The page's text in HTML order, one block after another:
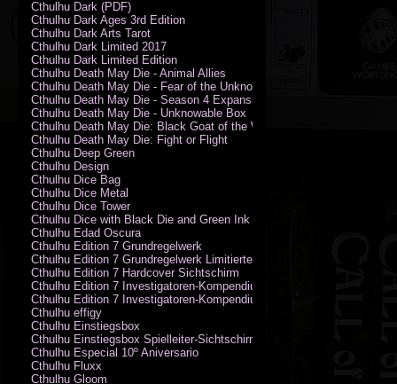
Cthulhu Dark (PDF)
Cthulhu Dark Ages 3rd Edition
Cthulhu Dark Arts Tarot
Cthulhu Dark Limited 2017
Cthulhu Dark Limited Edition
Cthulhu Death May Die - Animal Allies
Cthulhu Death May Die - Fear of the Unknown
Cthulhu Death May Die - Season 4 Expansion
Cthulhu Death May Die - Unknowable Box
Cthulhu Death May Die: Black Goat of the Woods
Cthulhu Death May Die: Fight or Flight
Cthulhu Deep Green
Cthulhu Design
Cthulhu Dice Bag
Cthulhu Dice Metal
Cthulhu Dice Tower
Cthulhu Dice with Black Die and Green Ink
Cthulhu Edad Oscura
Cthulhu Edition 7 Grundregelwerk
Cthulhu Edition 7 Grundregelwerk Limitierte Edition
Cthulhu Edition 7 Hardcover Sichtschirm
Cthulhu Edition 7 Investigatoren-Kompendium
Cthulhu Edition 7 Investigatoren-Kompendium Limitierte Edition
Cthulhu effigy
Cthulhu Einstiegsbox
Cthulhu Einstiegsbox Spielleiter-Sichtschirm
Cthulhu Especial 10º Aniversario
Cthulhu Fluxx
Cthulhu Gloom